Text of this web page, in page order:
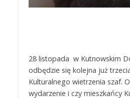
28 listopada w Kutnowskim
odbędzie się kolejna już
Kulturalnego wietrzenia szaf.
wydarzenie i czy mieszkańcy